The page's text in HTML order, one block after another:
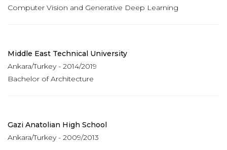
Computer Vision and Generative Deep Learning
Middle East Technical University
Ankara/Turkey - 2014/2019
Bachelor of Architecture
Gazi Anatolian High School
Ankara/Turkey - 2009/2013